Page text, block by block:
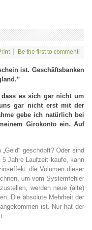
Be the first to comment!
ist. Geschäftsbanken
es sich gar nicht um
gar nicht erst mit der
gebe ich natürlich bei
Girokonto ein. Auf
geschöpft? Oder sind
Jahre Laufzeit kaufe, kann
die Volumen dieser
um vom Systemfehler
werden neue (alte)
Die absolute Mehrheit der
ist. Nur hat der